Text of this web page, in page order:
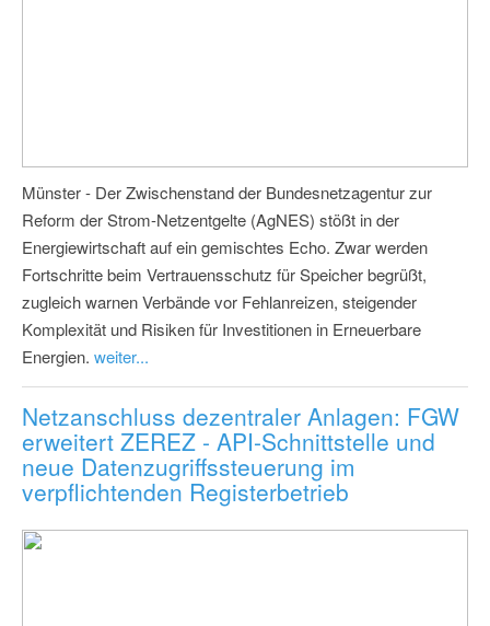
Münster - Der Zwischenstand der Bundesnetzagentur zur
Reform der Strom-Netzentgelte (AgNES) stößt in der
Energiewirtschaft auf ein gemischtes Echo. Zwar werden
Fortschritte beim Vertrauensschutz für Speicher begrüßt,
zugleich warnen Verbände vor Fehlanreizen, steigender
Komplexität und Risiken für Investitionen in Erneuerbare
Energien. weiter...
Netzanschluss dezentraler Anlagen: FGW
erweitert ZEREZ - API-Schnittstelle und
neue Datenzugriffssteuerung im
verpflichtenden Registerbetrieb